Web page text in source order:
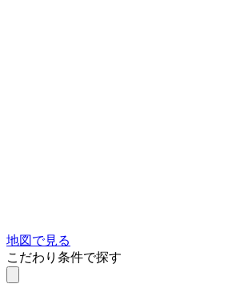
地図で見る
こだわり条件で探す